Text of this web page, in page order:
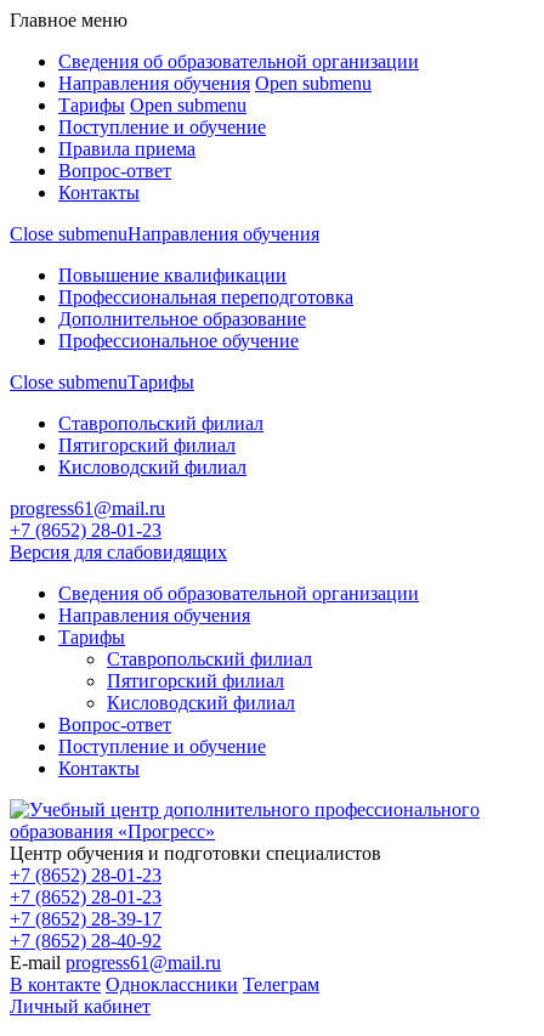
Главное меню
Сведения об образовательной организации
Направления обучения Open submenu
Тарифы Open submenu
Поступление и обучение
Правила приема
Вопрос-ответ
Контакты
Close submenuНаправления обучения
Повышение квалификации
Профессиональная переподготовка
Дополнительное образование
Профессиональное обучение
Close submenuТарифы
Ставропольский филиал
Пятигорский филиал
Кисловодский филиал
progress61@mail.ru
+7 (8652) 28-01-23
Версия для слабовидящих
Сведения об образовательной организации
Направления обучения
Тарифы
Ставропольский филиал
Пятигорский филиал
Кисловодский филиал
Вопрос-ответ
Поступление и обучение
Контакты
Центр обучения и подготовки специалистов
+7 (8652) 28-01-23
+7 (8652) 28-01-23
+7 (8652) 28-39-17
+7 (8652) 28-40-92
E-mail progress61@mail.ru
В контакте Одноклассники Телеграм
Личный кабинет